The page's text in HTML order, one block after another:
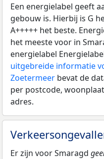
Een energielabel geeft
gebouw is. Hierbij is G
A+++++ het beste.
het meeste voor in
energielabel
uitgebreide informatie
Zoetermeer bevat de
per postcode,
adres.
Er zijn voor Smaragd